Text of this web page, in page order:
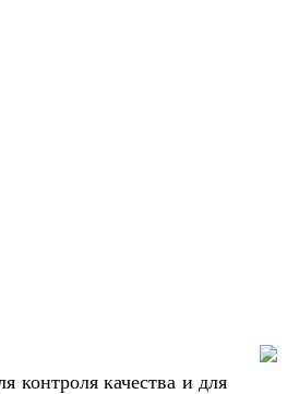
контроля качества и для